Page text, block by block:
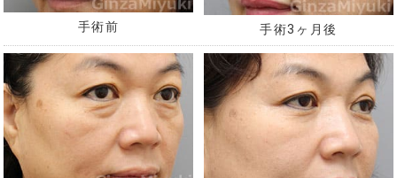
手術前 手術3ヶ月後